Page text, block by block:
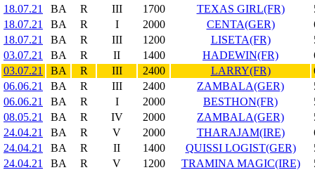
18.07.21
BA R III 1700 TEXAS GIRL(FR)
18.07.21
BA R I 2000 CENTA(GER)
18.07.21
BA R III 1200 LISETA(FR)
03.07.21
BA R II 1400 HADEWIN(FR)
03.07.21
BA R III 2400 LARRY(FR)
06.06.21
BA R III 2400 ZAMBALA(GER)
06.06.21
BA R I 2000 BESTHON(FR)
08.05.21
BA R IV 2000 ZAMBALA(GER)
24.04.21
BA R V 2000 THARAJAM(IRE)
24.04.21
BA R II 1400 QUISSI LOGIST(GER)
24.04.21
BA R V 1200 TRAMINA MAGIC(IRE)